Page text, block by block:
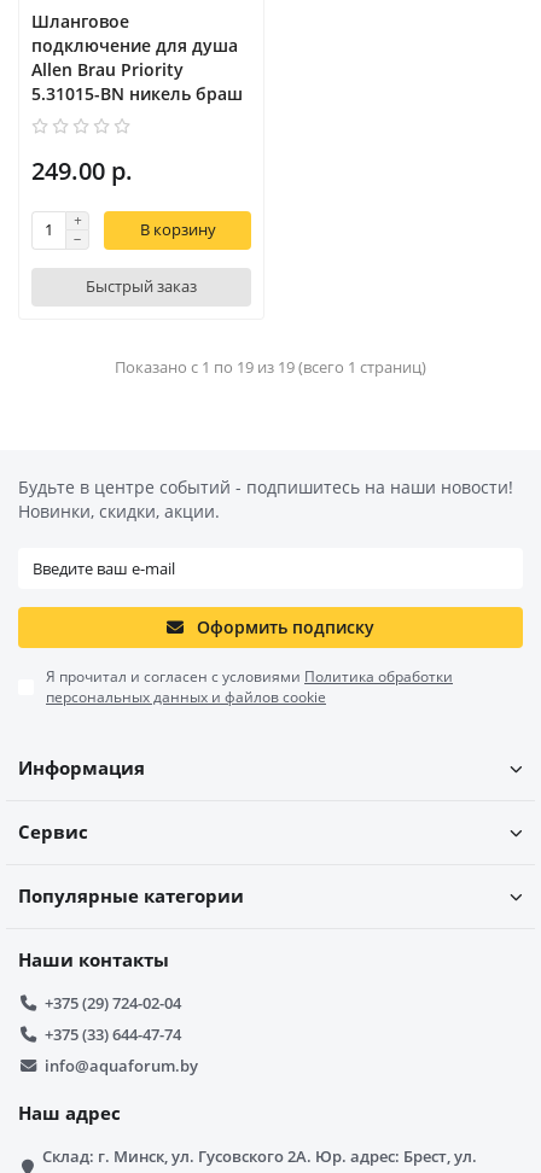
Шланговое
подключение для душа
Allen Brau Priority
5.31015-BN никель браш
249.00 р.
В корзину
Быстрый заказ
Показано с 1 по 19 из 19 (всего 1 страниц)
Будьте в центре событий - подпишитесь на наши новости!
Новинки, скидки, акции.
Оформить подписку
Я прочитал и согласен с условиями Политика обработки
персональных данных и файлов cookie
Информация
Сервис
Популярные категории
Наши контакты
+375 (29) 724-02-04
+375 (33) 644-47-74
info@aquaforum.by
Наш адрес
Склад: г. Минск, ул. Гусовского 2А. Юр. адрес: Брест, ул.